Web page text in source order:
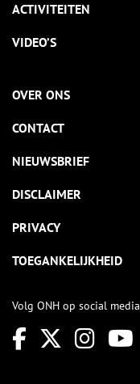
ACTIVITEITEN
VIDEO’S
OVER ONS
CONTACT
NIEUWSBRIEF
DISCLAIMER
PRIVACY
TOEGANKELIJKHEID
Volg ONH op social media